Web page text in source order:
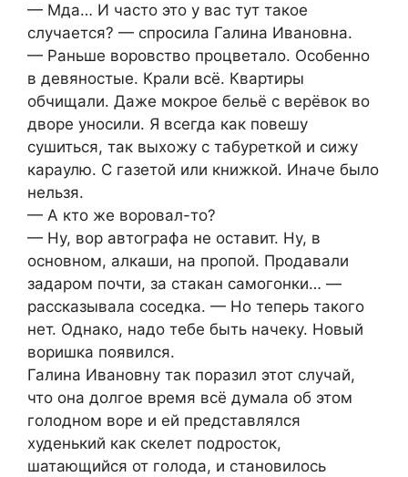
— Мда… И часто это у вас тут такое
случается? — спросила Галина Ивановна.
— Раньше воровство процветало. Особенно
в девяностые. Крали всё. Квартиры
обчищали. Даже мокрое бельё с верёвок во
дворе уносили. Я всегда как повешу
сушиться, так выхожу с табуреткой и сижу
караулю. С газетой или книжкой. Иначе было
нельзя.
— А кто же воровал-то?
— Ну, вор автографа не оставит. Ну, в
основном, алкаши, на пропой. Продавали
задаром почти, за стакан самогонки… —
рассказывала соседка. — Но теперь такого
нет. Однако, надо тебе быть начеку. Новый
воришка появился.
Галина Ивановну так поразил этот случай,
что она долгое время всё думала об этом
голодном воре и ей представлялся
худенький как скелет подросток,
шатающийся от голода, и становилось